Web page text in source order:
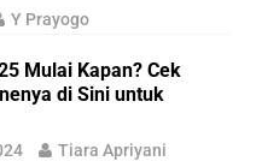
Y Prayogo
Mulai Kapan? Cek
di Sini untuk
Tiara Apriyani